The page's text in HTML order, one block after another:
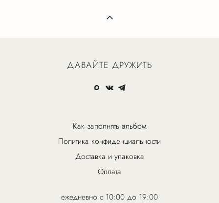
ДАВАЙТЕ ДРУЖИТЬ
Как заполнять альбом
Политика конфиденциальности
Доставка и упаковка
Оплата
ежедневно с 10:00 до 19:00